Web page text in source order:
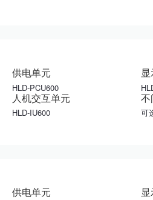
供电单元
HLD-PCU600
人机交互单元
HLD-IU600 可
供电单元